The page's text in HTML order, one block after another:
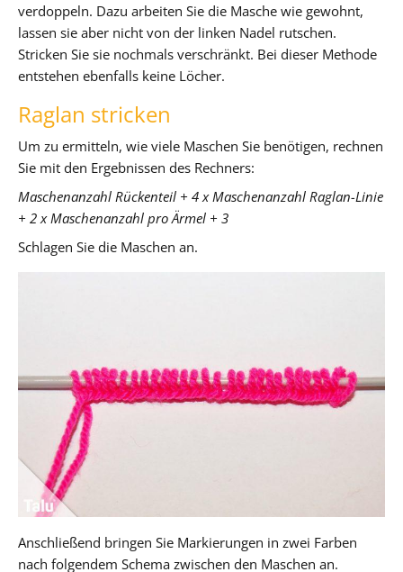
verdoppeln. Dazu arbeiten Sie die Masche wie gewohnt,
lassen sie aber nicht von der linken Nadel rutschen.
Stricken Sie sie nochmals verschränkt. Bei dieser Methode
entstehen ebenfalls keine Löcher.
Raglan stricken
Um zu ermitteln, wie viele Maschen Sie benötigen, rechnen
Sie mit den Ergebnissen des Rechners:
Maschenanzahl Rückenteil + 4 x Maschenanzahl Raglan-Linie
+ 2 x Maschenanzahl pro Ärmel + 3
Schlagen Sie die Maschen an.
Anschließend bringen Sie Markierungen in zwei Farben
nach folgendem Schema zwischen den Maschen an.